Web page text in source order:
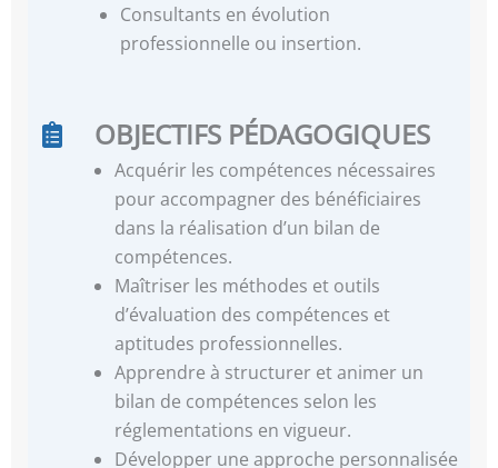
Consultants en évolution
professionnelle ou insertion.
OBJECTIFS PÉDAGOGIQUES
Acquérir les compétences nécessaires
pour accompagner des bénéficiaires
dans la réalisation d’un bilan de
compétences.
Maîtriser les méthodes et outils
d’évaluation des compétences et
aptitudes professionnelles.
Apprendre à structurer et animer un
bilan de compétences selon les
réglementations en vigueur.
Développer une approche personnalisée